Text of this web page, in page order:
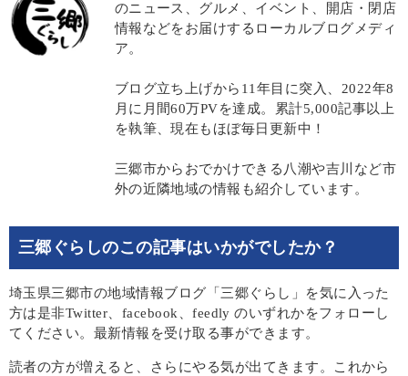
のニュース、グルメ、イベント、開店・閉店
情報などをお届けするローカルブログメディ
ア。
ブログ立ち上げから11年目に突入、2022年8
月に月間60万PVを達成。累計5,000記事以上
を執筆、現在もほぼ毎日更新中！
三郷市からおでかけできる八潮や吉川など市
外の近隣地域の情報も紹介しています。
三郷ぐらしのこの記事はいかがでしたか？
埼玉県三郷市の地域情報ブログ「三郷ぐらし」を気に入った
方は是非Twitter、facebook、feedly のいずれかをフォローし
てください。最新情報を受け取る事ができます。
読者の方が増えると、さらにやる気が出てきます。これから